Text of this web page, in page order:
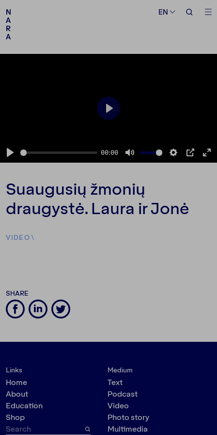
N
A
R
A
EN
N
A
R
A
EN
00:00
Play
VIDEO \
Suaugusių žmonių
draugystė. Laura ir Jonė
SHARE
Links
Home
About
Education
Shop
Medium
Text
Podcast
Video
Photo story
Multimedia